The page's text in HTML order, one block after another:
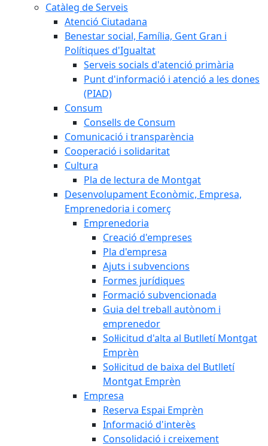
Catàleg de Serveis
Atenció Ciutadana
Benestar social, Família, Gent Gran i
Polítiques d'Igualtat
Serveis socials d'atenció primària
Punt d'informació i atenció a les dones
(PIAD)
Consum
Consells de Consum
Comunicació i transparència
Cooperació i solidaritat
Cultura
Pla de lectura de Montgat
Desenvolupament Econòmic, Empresa,
Emprenedoria i comerç
Emprenedoria
Creació d'empreses
Pla d'empresa
Ajuts i subvencions
Formes jurídiques
Formació subvencionada
Guia del treball autònom i
emprenedor
Sol·licitud d'alta al Butlletí Montgat
Emprèn
Sol·licitud de baixa del Butlletí
Montgat Emprèn
Empresa
Reserva Espai Emprèn
Informació d'interès
Consolidació i creixement